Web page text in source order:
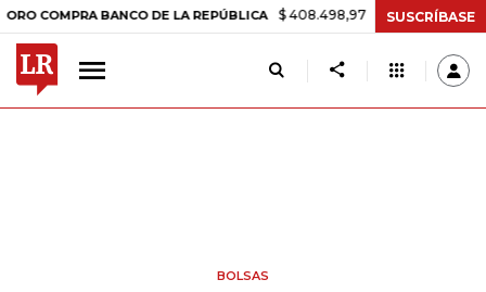
BANCO DE LA REPÚBLICA $ 408.498,97 +$ 8.753,81 +2,19%
SUSCRÍBASE
BOLSAS